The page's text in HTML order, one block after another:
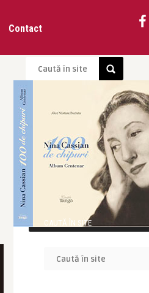
Contact
CAUTĂ ÎN SITE